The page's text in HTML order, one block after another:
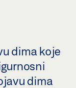
dima koje
dima